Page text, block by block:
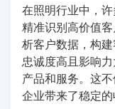
在照明行业中，
精准识别高价值
析客户数据，构建
忠诚度高且影响
产品和服务。这
企业带来了稳定的